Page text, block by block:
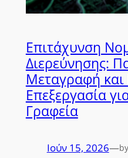
Επιτάχυνση
Διερεύνησης:
Μεταγραφή
Επεξεργασία
Γραφεία
Ιούν 15, 2026—by